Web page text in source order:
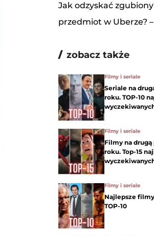
Jak odzyskać zgubiony
przedmiot w Uberze?
zobacz także
Filmy i seriale
Seriale na
roku. TOP-10
Filmy i seriale
Filmy na drugą
roku. Top-15
Filmy i seriale
Najlepsze
TOP-10